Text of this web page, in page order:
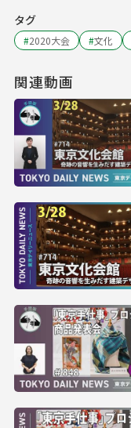
タグ
#2020大会 #文化
関連動画